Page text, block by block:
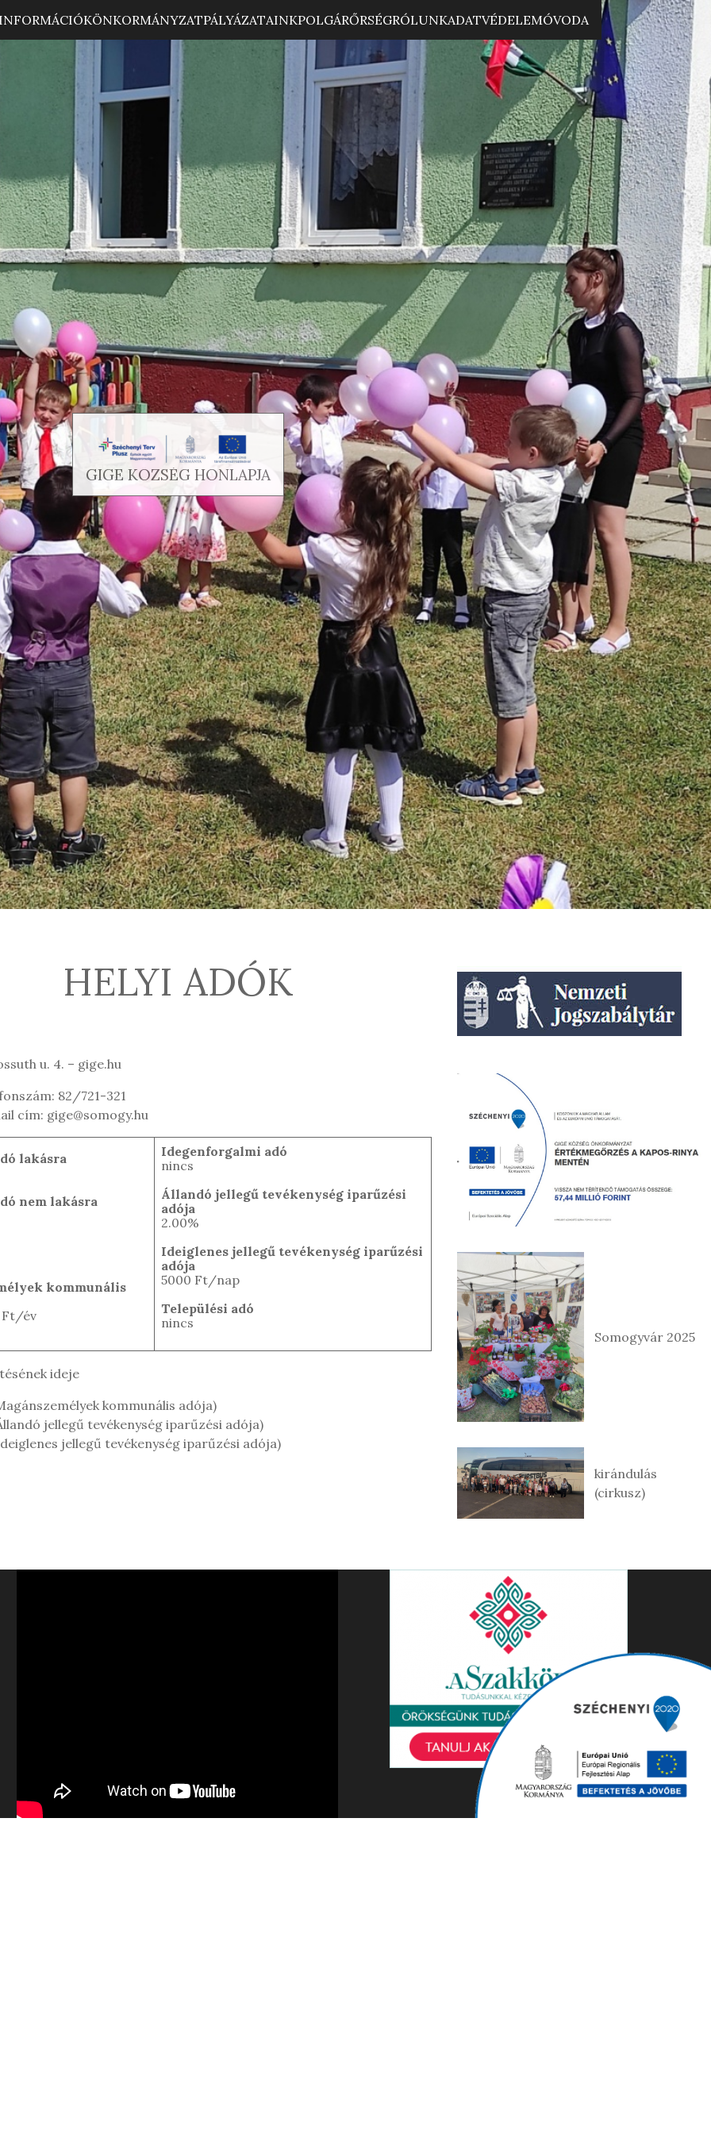
INFORMÁCIÓKÖNKORMÁNYZATPÁLYÁZATAINKPOLGÁRŐRSÉGRÓLUNKADATVÉDELEMÓVODA
GIGE KÖZSÉG HONLAPJA
HELYI ADÓK
u. 4. – gige.hu
82/721-321
cím: gige@somogy.hu
lakásra
nem lakásra
kommunális
Ft/év
Idegenforgalmi adó
nincs
Állandó jellegű tevékenység iparűzési
adója
2.00%
Ideiglenes jellegű tevékenység iparűzési
adója
5000 Ft/nap
Települési adó
nincs
ideje
kommunális adója)
jellegű tevékenység iparűzési adója)
jellegű tevékenység iparűzési adója)
Somogyvár 2025
kirándulás
(cirkusz)